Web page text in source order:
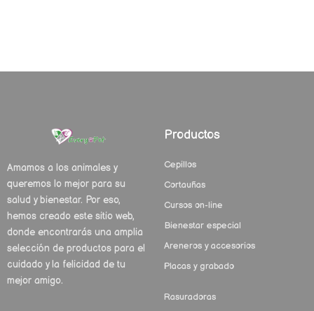
Amamos a los animales y
queremos lo mejor para su
salud y bienestar. Por eso,
hemos creado este sitio web,
donde encontrarás una amplia
selección de productos para el
cuidado y la felicidad de tu
mejor amigo.
Productos
Cepillos
Cortauñas
Cursos on-line
Bienestar especial
Areneros y accesorios
Placas y grabado
Rasuradoras